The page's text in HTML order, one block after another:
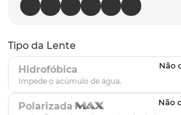
Tipo da Lente
Hidrofóbica
Polarizada
9º parafusos